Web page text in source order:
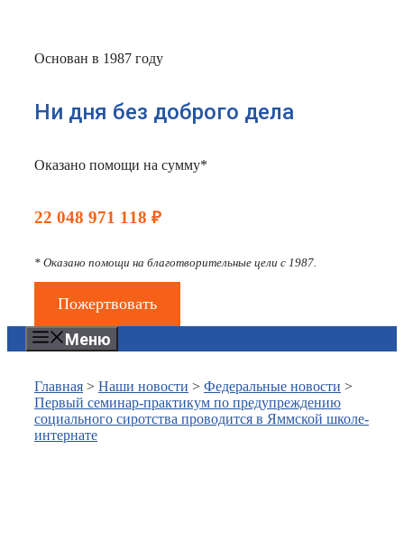
Основан в 1987 году
Ни дня без доброго дела
Оказано помощи на сумму*
22 048 971 118 ₽
* Оказано помощи на благотворительные цели с 1987.
Пожертвовать
Меню
Главная > Наши новости > Федеральные новости >
Первый семинар-практикум по предупреждению
социального сиротства проводится в Яммской школе-
интернате